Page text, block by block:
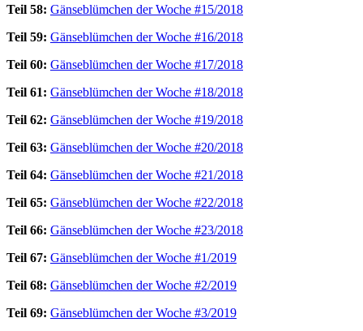
Teil 58: Gänseblümchen der Woche #15/2018
Teil 59: Gänseblümchen der Woche #16/2018
Teil 60: Gänseblümchen der Woche #17/2018
Teil 61: Gänseblümchen der Woche #18/2018
Teil 62: Gänseblümchen der Woche #19/2018
Teil 63: Gänseblümchen der Woche #20/2018
Teil 64: Gänseblümchen der Woche #21/2018
Teil 65: Gänseblümchen der Woche #22/2018
Teil 66: Gänseblümchen der Woche #23/2018
Teil 67: Gänseblümchen der Woche #1/2019
Teil 68: Gänseblümchen der Woche #2/2019
Teil 69: Gänseblümchen der Woche #3/2019